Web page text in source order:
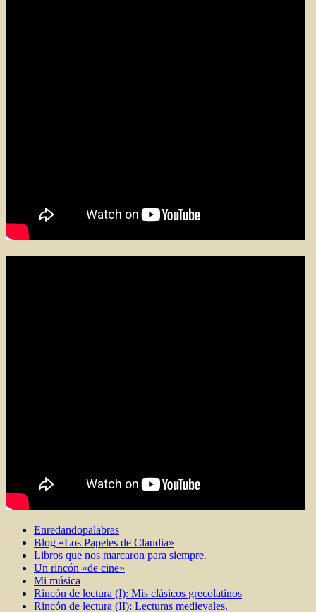
Enredandopalabras
Blog «Los Papeles de Claudia»
Libros que nos marcaron para siempre.
Un rincón «de cine»
Mi música
Rincón de lectura (I): Mis clásicos grecolatinos
Rincón de lectura (II): Lecturas medievales.